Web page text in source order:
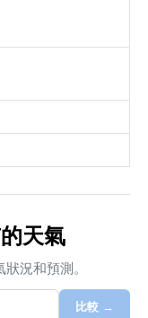
天氣
況和預測。
比較 →